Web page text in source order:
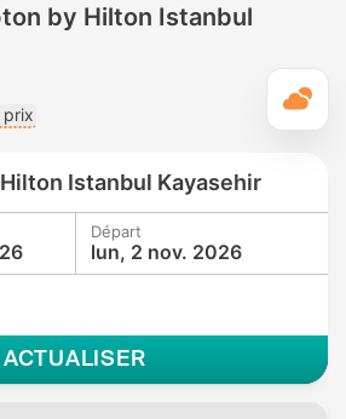
by Hilton Istanbul
prix
Istanbul Kayasehir
Départ
lun, 2 nov. 2026
ACTUALISER